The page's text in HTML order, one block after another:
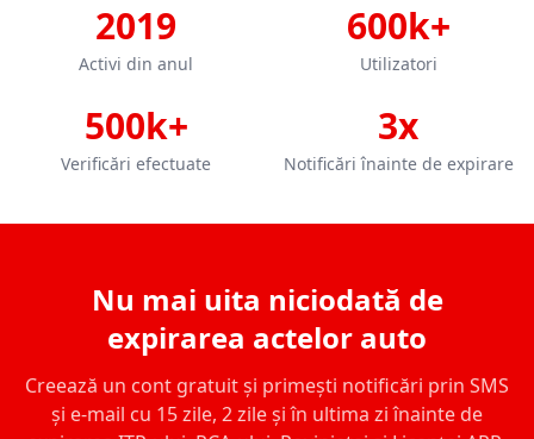
2019
Activi din anul
600k+
Utilizatori
500k+
Verificări efectuate
3x
Notificări înainte de expirare
Nu mai uita niciodată de
expirarea actelor auto
Creează un cont gratuit și primești notificări prin SMS
și e-mail cu 15 zile, 2 zile și în ultima zi înainte de